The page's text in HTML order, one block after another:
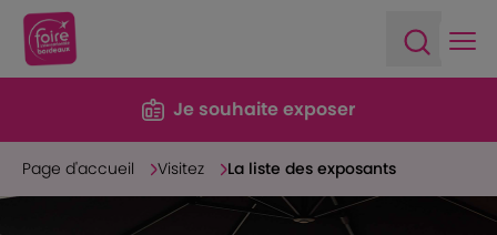
Je souhaite exposer
Page d'accueil Visitez La liste des exposants